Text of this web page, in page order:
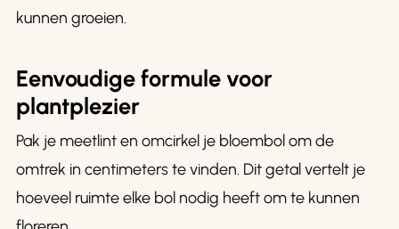
kunnen groeien.
Eenvoudige formule voor
plantplezier
Pak je meetlint en omcirkel je bloembol om de
omtrek in centimeters te vinden. Dit getal vertelt je
hoeveel ruimte elke bol nodig heeft om te kunnen